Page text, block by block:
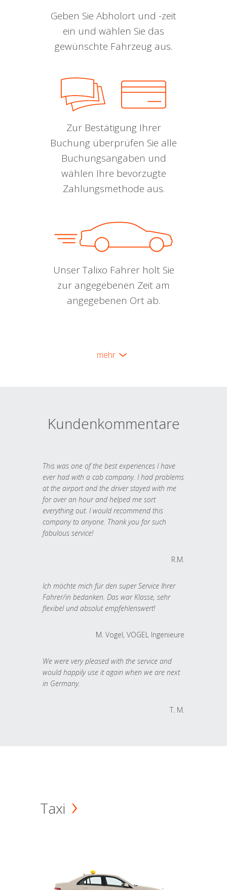
Geben Sie Abholort und -zeit
ein und wählen Sie das
gewünschte Fahrzeug aus.
Zur Bestätigung Ihrer
Buchung überprüfen Sie alle
Buchungsangaben und
wählen Ihre bevorzugte
Zahlungsmethode aus.
Unser Talixo Fahrer holt Sie
zur angegebenen Zeit am
angegebenen Ort ab.
mehr
Kundenkommentare
This was one of the best experiences I have
ever had with a cab company. I had problems
at the airport and the driver stayed with me
for over an hour and helped me sort
everything out. I would recommend this
company to anyone. Thank you for such
fabulous service!
R.M.
Ich möchte mich für den super Service Ihrer
Fahrer/in bedanken. Das war Klasse, sehr
flexibel und absolut empfehlenswert!
M. Vogel, VOGEL Ingenieure
We were very pleased with the service and
would happily use it again when we are next
in Germany.
T. M.
Taxi